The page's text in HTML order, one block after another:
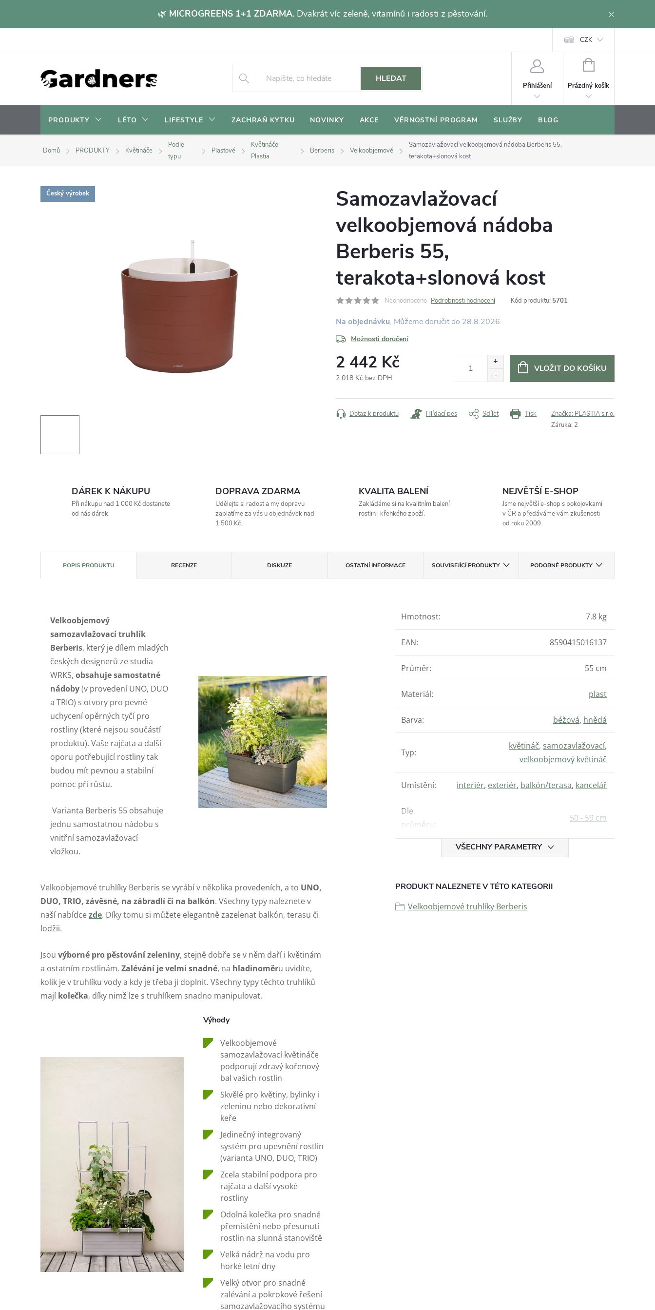
🌿 MICROGREENS 1+1 ZDARMA. Dvakrát víc zeleně, vitamínů i radosti z pěstování.
CZK
HLEDAT
Přihlášení
NÁKUPNÍ
Prázdný košík
PRODUKTY LÉTO LIFESTYLE ZACHRAŇ KYTKU NOVINKY AKCE VĚRNOSTNÍ PROGRAM SLUŽBY BLOG
Domů PRODUKTY Květináče
Podle
typu
Plastové
Květináče
Plastia
Berberis Velkoobjemové
Samozavlažovací velkoobjemová nádoba Berberis 55,
terakota+slonová kost
Český výrobek
Samozavlažovací
velkoobjemová nádoba
Berberis 55,
terakota+slonová kost
Neohodnoceno Podrobnosti hodnocení Kód produktu: 5701
Na objednávku 28.8.2026
Možnosti doručení
2 442 Kč
2 018 Kč bez DPH
cena:
VLOŽIT DO KOŠÍKU
Tisk
Dotaz k produktu Hlídací pes Sdílet Značka: PLASTIA s.r.o.
Záruka: 2
DÁREK K NÁKUPU
Při nákupu nad 1 000 Kč dostanete
od nás dárek.
DOPRAVA ZDARMA
Udělejte si radost a my dopravu
zaplatíme za vás u objednávek nad
1 500 Kč.
KVALITA BALENÍ
Zakládáme si na kvalitním balení
rostlin i křehkého zboží.
NEJVĚTŠÍ E-SHOP
Jsme největší e-shop s pokojovkami
v ČR a předáváme vám zkušenosti
od roku 2009.
POPIS PRODUKTU RECENZE DISKUZE OSTATNÍ INFORMACE SOUVISEJÍCÍ PRODUKTY PODOBNÉ PRODUKTY
Velkoobjemový
samozavlažovací truhlík
Berberis, který je dílem mladých
českých designerů ze studia
WRKS, obsahujesamostatné
nádoby(v provedení UNO, DUO
a TRIO) s otvory pro pevné
uchycení opěrných tyčí pro
rostliny (které nejsou součástí
produktu). Vaše rajčata a další
oporu potřebující rostliny tak
budou mít pevnou a stabilní
pomoc při růstu.
Varianta Berberis 55 obsahuje
jednu samostatnou nádobu s
vnitřní samozavlažovací
vložkou.
Velkoobjemové truhlíky Berberis se vyrábí v několika provedeních, a to UNO,
DUO, TRIO, závěsné, na zábradlí či na balkón. Všechny typy naleznete v
naší nabídcezde. Díky tomu si můžete elegantně zazelenat balkón, terasu či
lodžii.
Jsou výborné pro pěstování zeleniny, stejně dobře se v něm daří i květinám
a ostatním rostlinám. Zalévání je velmi snadné, na hladinoměru uvidíte,
kolik je v truhlíku vody a kdy je třeba ji doplnit. Všechny typy těchto truhlíků
mají kolečka, díky nimž lze s truhlíkem snadno manipulovat.
Výhody
Velkoobjemové
samozavlažovací květináče
podporují zdravý kořenový
bal vašich rostlin
Skvělé pro květiny, bylinky i
zeleninu nebo dekorativní
keře
Jedinečný integrovaný
systém pro upevnění rostlin
(varianta UNO, DUO, TRIO)
Zcela stabilní podpora pro
rajčata a další vysoké
rostliny
Odolná kolečka pro snadné
přemístění nebo přesunutí
rostlin na slunná stanoviště
Velká nádrž na vodu pro
horké letní dny
Velký otvor pro snadné
zalévání a pokrokové řešení
samozavlažovacího systému
Hmotnost: 7.8 kg
EAN: 8590415016137
Průměr: 55 cm
Materiál: plast
Barva: béžová, hnědá
Typ:
květináč, samozavlažovací,
velkoobjemový květináč
Umístění: interiér, exteriér, balkón/terasa, kancelář
Dle
průměru:
50 - 59 cm
VŠECHNY PARAMETRY
PRODUKT NALEZNETE V TÉTO KATEGORII
Velkoobjemové truhlíky Berberis